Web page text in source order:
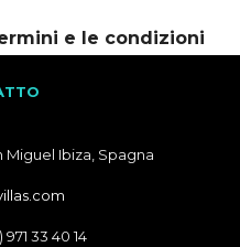
e le condizioni
Miguel Ibiza, Spagna
33 40 14